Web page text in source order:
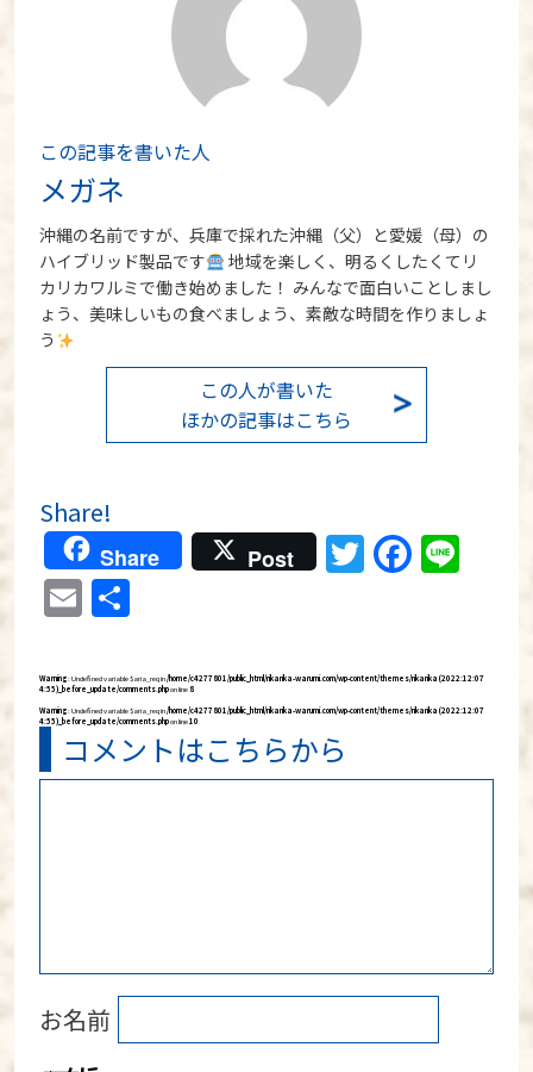
この記事を書いた人
メガネ
沖縄の名前ですが、兵庫で採れた沖縄（父）と愛媛（母）の
ハイブリッド製品です
地域を楽しく、明るくしたくてリ
カリカワルミで働き始めました！ みんなで面白いことしまし
ょう、美味しいもの食べましょう、素敵な時間を作りましょ
う
この人が書いた
ほかの記事はこちら
Share!
Share Post Twitter
Email
Warning: Undefined variable $aria_req in/home/c4277801/public_html/rikarika-warumi.com/wp-content/themes/rikarika (2022:12:07
4:55)_before_update/comments.phpon line 8
Warning: Undefined variable $aria_req in/home/c4277801/public_html/rikarika-warumi.com/wp-content/themes/rikarika (2022:12:07
4:55)_before_update/comments.phpon line10
コメントはこちらから
お名前